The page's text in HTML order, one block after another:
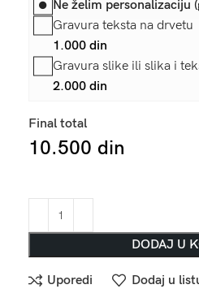
Ne želim personalizaciju
Gravura teksta na drvetu
1.000 din
Gravura slike ili slika i
2.000 din
Final total
10.500 din
DODAJ U
Uporedi Dodaj u